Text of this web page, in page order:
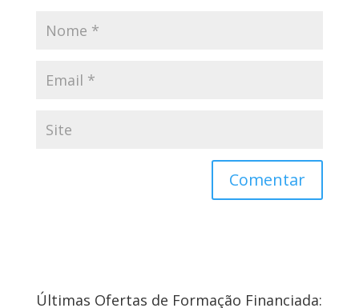
Últimas Ofertas de Formação Financiada: